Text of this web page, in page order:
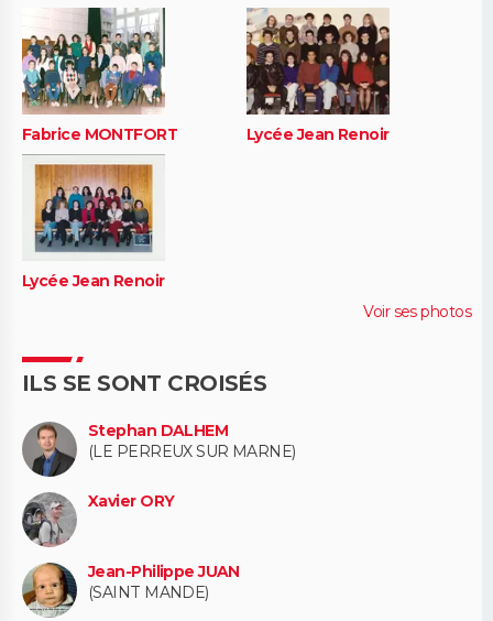
Fabrice MONTFORT Lycée Jean Renoir
Lycée Jean Renoir
Voir ses photos
ILS SE SONT CROISÉS
Stephan DALHEM
(LE PERREUX SUR MARNE)
Xavier ORY
Jean-Philippe JUAN
(SAINT MANDE)